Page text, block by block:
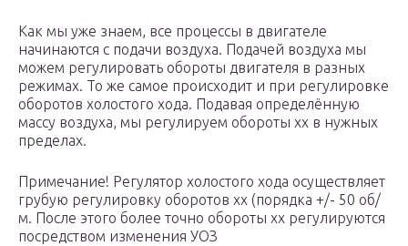
Как мы уже знаем, все процессы в двигателе
начинаются с подачи воздуха. Подачей воздуха мы
можем регулировать обороты двигателя в разных
режимах. То же самое происходит и при регулировке
оборотов холостого хода. Подавая определённую
массу воздуха, мы регулируем обороты хх в нужных
пределах.
Примечание! Регулятор холостого хода осуществляет
грубую регулировку оборотов хх (порядка +/- 50 об/
м. После этого более точно обороты хх регулируются
посредством изменения УОЗ